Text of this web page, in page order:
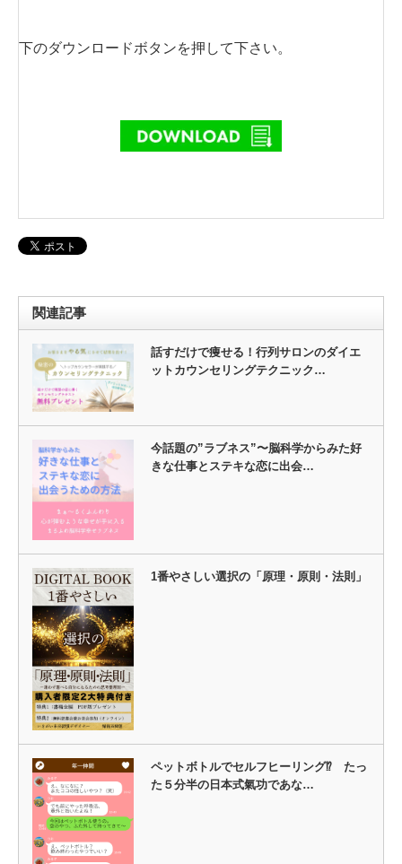
下のダウンロードボタンを押して下さい。
関連記事
話すだけで痩せる！行列サロンのダイエ
ットカウンセリングテクニック…
今話題の”ラブネス”〜脳科学からみた好
きな仕事とステキな恋に出会…
1番やさしい選択の「原理・原則・法則」
ペットボトルでセルフヒーリング⁉ たっ
た５分半の日本式氣功であな…